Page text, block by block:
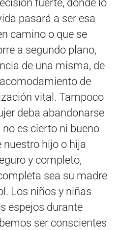
fuerte, donde lo
pasará a ser esa
camino o que se
a segundo plano,
de una misma, de
de
vital. Tampoco
deba abandonarse
es cierto ni bueno
nuestro hijo o hija
y completo,
sea su madre
Los niños y niñas
espejos durante
ser conscientes